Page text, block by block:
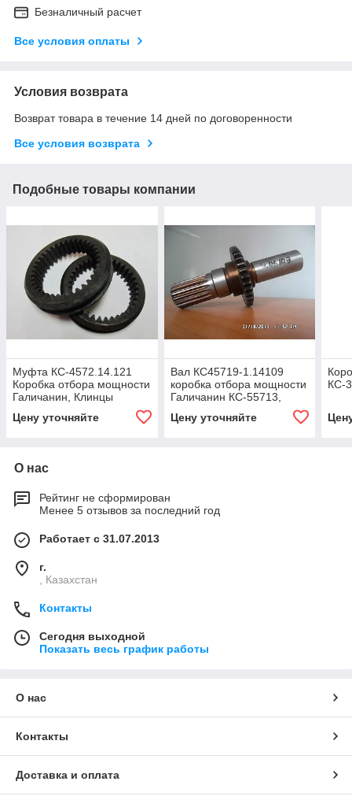
Безналичный расчет
Все условия оплаты
Условия возврата
Возврат товара в течение 14 дней по договоренности
Все условия возврата
Подобные товары компании
Муфта КС-4572.14.121
Коробка отбора мощности
Галичанин, Клинцы
Цену уточняйте
Вал КС45719-1.14109
коробка отбора мощности
Галичанин КС-55713,
Цену уточняйте
КС-
О нас
Рейтинг не сформирован
Менее 5 отзывов за последний год
Работает с 31.07.2013
г.
, Казахстан
Контакты
Сегодня выходной
Показать весь график работы
О нас
Контакты
Доставка и оплата